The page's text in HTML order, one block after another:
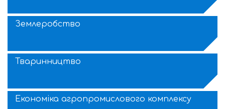
Землеробство
Тваринництво
Економіка агропромислового комплексу